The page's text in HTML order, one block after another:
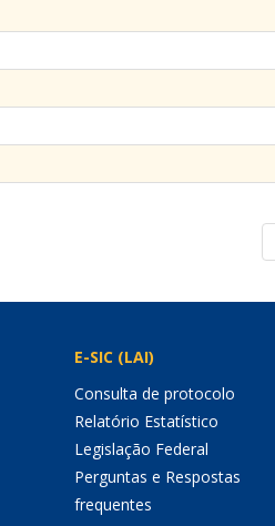
E-SIC (LAI)
Consulta de protocolo
Relatório Estatístico
Legislação Federal
Perguntas e Respostas
frequentes